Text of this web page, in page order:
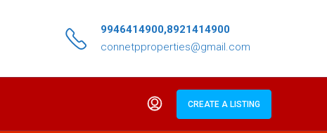
9946414900,8921414900
connetpproperties@gmail.com
CREATE A LISTING